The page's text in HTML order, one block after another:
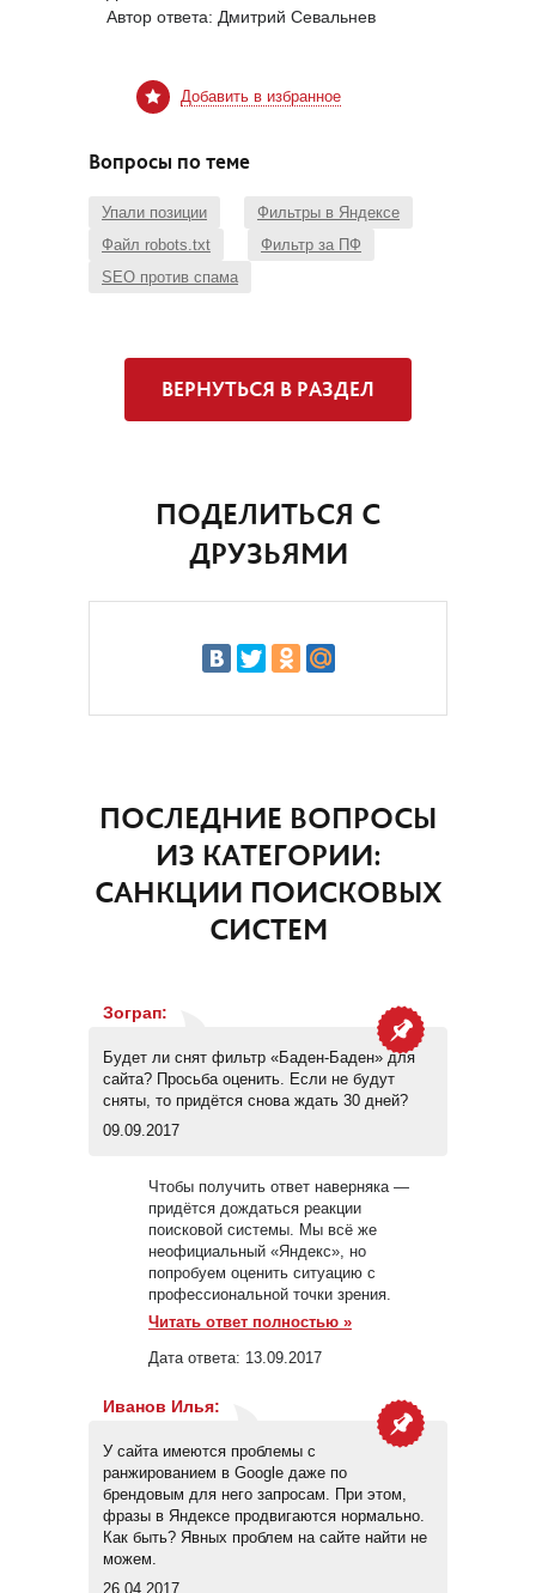
Автор ответа: Дмитрий Севальнев
Добавить в избранное
Вопросы по теме
Упали позиции
Фильтры в Яндексе
Файл robots.txt
Фильтр за ПФ
SEO против спама
ВЕРНУТЬСЯ В РАЗДЕЛ
ПОДЕЛИТЬСЯ С
ДРУЗЬЯМИ
ПОСЛЕДНИЕ ВОПРОСЫ
ИЗ КАТЕГОРИИ:
САНКЦИИ ПОИСКОВЫХ
СИСТЕМ
Зограп:
Будет ли снят фильтр «Баден-Баден» для
сайта? Просьба оценить. Если не будут
сняты, то придётся снова ждать 30 дней?
09.09.2017
Чтобы получить ответ наверняка —
придётся дождаться реакции
поисковой системы. Мы всё же
неофициальный «Яндекс», но
попробуем оценить ситуацию с
профессиональной точки зрения.
Читать ответ полностью »
Дата ответа: 13.09.2017
Иванов Илья:
У сайта имеются проблемы с
ранжированием в Google даже по
брендовым для него запросам. При этом,
фразы в Яндексе продвигаются нормально.
Как быть? Явных проблем на сайте найти не
можем.
26.04.2017